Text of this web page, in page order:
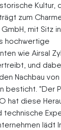
Kultur,
zum
mit Sitz
hochwertige
wie Airsal
und
Nachbau von
besticht. "Der
hat diese
technische
lädt